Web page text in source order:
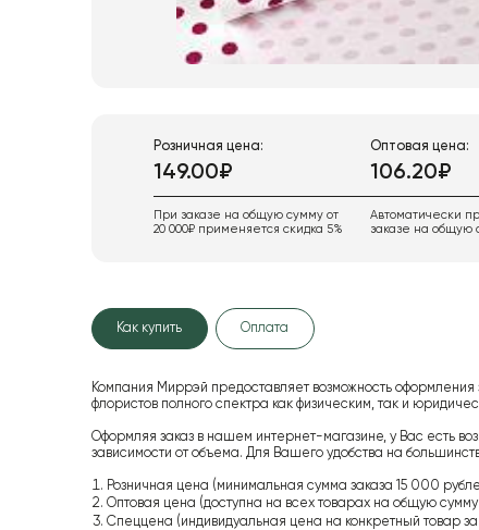
Розничная цена:
149.00₽
При заказе на общую сумму от
20 000₽ применяется скидка 5%
Оптовая цена:
106.20₽
Автоматически
заказе на общую
Как купить Оплата
Компания Миррэй предоставляет возможность
флористов полного спектра как физическим, так и
Оформляя заказ в нашем интернет-магазине, у Вас есть
зависимости от объема. Для Вашего удобства на
Розничная цена (минимальная сумма заказа 15 000
Оптовая цена (доступна на всех товарах на общую
Спеццена (индивидуальная цена на конкретный товар за